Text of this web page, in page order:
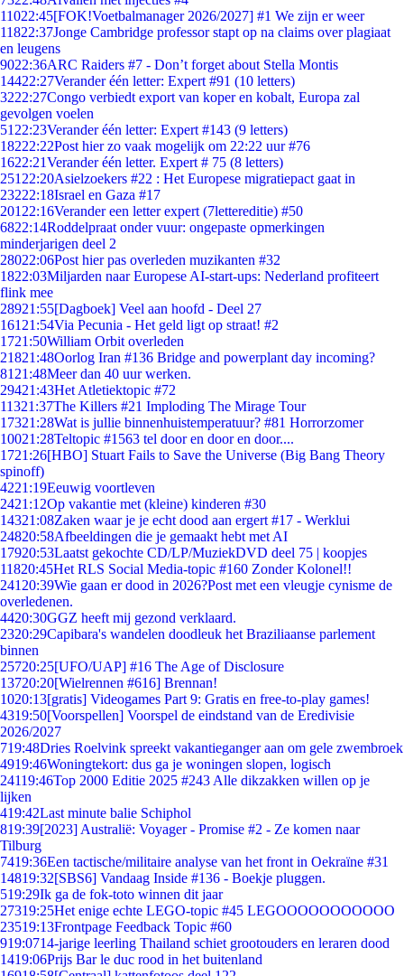
11022:45[FOK!Voetbalmanager 2026/2027] #1 We zijn er weer
11822:37Jonge Cambridge professor stapt op na claims over plagiaat
en leugens
9022:36ARC Raiders #7 - Don’t forget about Stella Montis
14422:27Verander één letter: Expert #91 (10 letters)
3222:27Congo verbiedt export van koper en kobalt, Europa zal
gevolgen voelen
51 22:23Verander één letter: Expert #143 (9 letters)
18222:22Post hier zo vaak mogelijk om 22:22 uur #76
1622:21Verander één letter. Expert # 75 (8 letters)
251 22:20Asielzoekers #22 : Het Europese migratiepact gaat in
23222:18Israel en Gaza #17
201 22:16Verander een letter expert (7lettereditie) #50
6822:14Roddelpraat onder vuur: ongepaste opmerkingen
minderjarigen deel 2
28022:06Post hier pas overleden muzikanten #32
1822:03Miljarden naar Europese AI-start-ups: Nederland profiteert
flink mee
28921:55[Dagboek] Veel aan hoofd - Deel 27
161 21:54Via Pecunia - Het geld ligt op straat! #2
1721:50William Orbit overleden
21821:48Oorlog Iran #136 Bridge and powerplant day incoming?
81 21:48Meer dan 40 uur werken.
29421:43Het Atletiektopic #72
11321:37The Killers #21 Imploding The Mirage Tour
17321:28Wat is jullie binnenhuistemperatuur? #81 Horrorzomer
10021:28Teltopic #1563 tel door en door en door....
1721:26[HBO] Stuart Fails to Save the Universe (Big Bang Theory
spinoff)
4221:19Eeuwig voortleven
2421:12Op vakantie met (kleine) kinderen #30
14321:08Zaken waar je je echt dood aan ergert #17 - Werklui
24820:58Afbeeldingen die je gemaakt hebt met AI
17920:53Laatst gekochte CD/LP/MuziekDVD deel 75 | koopjes
11820:45Het RLS Social Media-topic #160 Zonder Kolonel!!
241 20:39Wie gaan er dood in 2026?Post met een vleugje cynisme de
overledenen.
4420:30GGZ heeft mij gezond verklaard.
2320:29Capibara's wandelen doodleuk het Braziliaanse parlement
binnen
25720:25[UFO/UAP] #16 The Age of Disclosure
13720:20[Wielrennen #616] Brennan!
1020:13[gratis] Videogames Part 9: Gratis en free-to-play games!
4319:50[Voorspellen] Voorspel de eindstand van de Eredivisie
2026/2027
719:48Dries Roelvink spreekt vakantieganger aan om gele zwembroek
4919:46Woningtekort: dus ga je woningen slopen, logisch
24119:46Top 2000 Editie 2025 #243 Alle dikzakken willen op je
lijken
419:42Last minute balie Schiphol
819:39[2023] Australië: Voyager - Promise #2 - Ze komen naar
Tilburg
7419:36Een tactische/militaire analyse van het front in Oekraïne #31
14819:32[SBS6] Vandaag Inside #136 - Boekje pluggen.
519:29Ik ga de fok-toto winnen dit jaar
27319:25Het enige echte LEGO-topic #45 LEGOOOOOOOOOOO
23519:13Frontpage Feedback Topic #60
919:0714-jarige leerling Thailand schiet grootouders en leraren dood
1419:06Prijs Bar le duc rood in het buitenland